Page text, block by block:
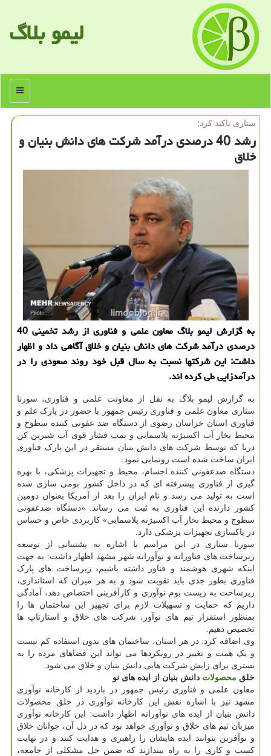
لیمو بلاگ
منو
ستاری تاكید كرد؛
رشد 40 درصدی درآمد شركت های دانش بنیان و
خلاق
به گزارش لیمو بلاگ معاون علمی و فناوری از رشد تخمینی 40
درصدی درآمد شرکت های دانش بنیان و خلاق آگاهی داد و اظهار
داشت: این شرکتها نسبت به سال قبل خود روند صعودی را در
درآمدزایی طی کرده اند.
به گزارش لیمو بلاگ به نقل از معاونت علمی و فناوری، سورنا
ستاری معاون علمی و فناوری رئیس جمهور با حضور در پارک علم و
فناوری استان خراسان رضوی از دستگاه ضد عفونی کننده سطوح و
محیط بخار آب اکسیژنه پلاسمایی و پمپ فشار قوی آب شیرین کن
دریا که توسط شرکت های دانش بنیان مستقر در این پارک فناوری
ایران ساخت شده است رونمایی نمود.
دستگاه ضدعفونی کننده اجسام، محیط و تجهیزات پزشکی، با بهره
گیری از فناوری پیشرفته ای که در داخل کشور بومی سازی شده
است به تولید می رسد و نام ایران را بعد از آمریکا بعنوان دومین
کشور دارنده این فناوری به ثبت می رساند. «دستگاه ضدعفونی
سطوح و محیط بخار آب اکسیژنه پلاسمایی» کاربردی خاص و حساس
در پاکسازی تجهیزات پزشکی دارد.
سورنا ستاری در این مراسم با اشاره به پشتیبانی از توسعه
زیرساخت های فناورانه و نوآورانه شهر مشهد اظهار داشت: به جهت
اینکه شهری هوشمند و فناور داشته باشیم، زیرساخت های پارک
فناوری بطور جدی باید تقویت شود و به هر میزان که استانداری،
زیرساخت به زیست بوم نوآوری و کارآفرینی اختصاص دهد، آمادگی
داریم که حمایت و تسهیلات لازم برای تجهیز این ساختمان ها را
بمنظور استقرار تیم های نوآور، شرکت های خلاق و استارتاپ ها
تخصیص دهیم.
وی اضافه کرد: در هر استان، ساختمان های بدون استفاده کم نیست
و یک همت و تغییر در رویکردها می تواند این فضاهای مرده را به
بستری برای زایش شرکت هایی دانش بنیان و خلاق می شود.
خلق محصولات دانش بنیان از ایده های نو
معاون علمی و فناوری رئیس جمهور در بازدید از کارخانه نوآوری
مشهد نیز با اشاره نقش این کارخانه نوآوری در خلق محصولات
دانش بنیان از ایده های نوآورانه اظهار داشت: این کارخانه نوآوری
میزبان تیم های خلاق و نوآوری خواهد بود که در دل آن، جوانان خلاق
و نوآفرین بتوانند ایده هایشان را راهبری و هدایت کنند و در نهایت
کسب و کاری را به راه بیندازند که ضمن حل مشکلی از جامعه،